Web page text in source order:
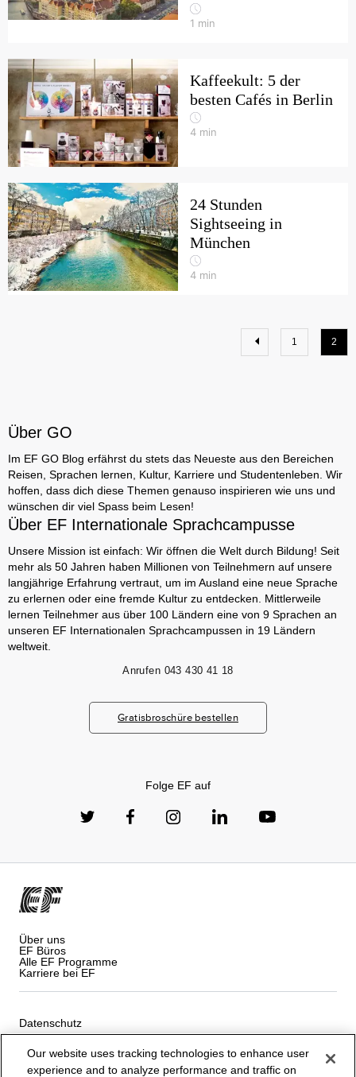
1 min
Kaffeekult: 5 der
besten Cafés in Berlin
4 min
24 Stunden
Sightseeing in
München
4 min
1 2
Über GO
Im EF GO Blog erfährst du stets das Neueste aus den Bereichen
Reisen, Sprachen lernen, Kultur, Karriere und Studentenleben. Wir
hoffen, dass dich diese Themen genauso inspirieren wie uns und
wünschen dir viel Spass beim Lesen!
Über EF Internationale Sprachcampusse
Unsere Mission ist einfach: Wir öffnen die Welt durch Bildung! Seit
mehr als 50 Jahren haben Millionen von Teilnehmern auf unsere
langjährige Erfahrung vertraut, um im Ausland eine neue Sprache
zu erlernen oder eine fremde Kultur zu entdecken. Mittlerweile
lernen Teilnehmer aus über 100 Ländern eine von 9 Sprachen an
unseren EF Internationalen Sprachcampussen in 19 Ländern
weltweit.
Anrufen 043 430 41 18
Gratisbroschüre bestellen
Folge EF auf
Über uns
EF Büros
Alle EF Programme
Karriere bei EF
Datenschutz
AGB
Our website uses tracking technologies to enhance user
experience and to analyze performance and traffic on